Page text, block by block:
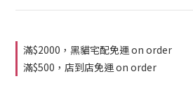
滿$2000，黑貓宅配免運 on order
滿$500，店到店免運 on order